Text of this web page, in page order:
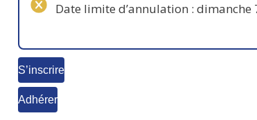
Date limite d’annulation : dimanche
S’inscrire
Adhérer